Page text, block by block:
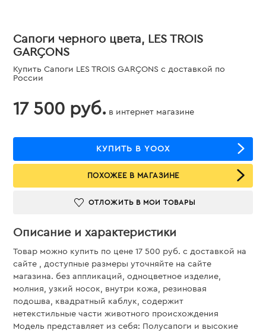
Сапоги черного цвета, LES TROIS
GARÇONS
Купить Сапоги LES TROIS GARÇONS с доставкой по
России
17 500 руб. в интернет магазине
КУПИТЬ В YOOX
ПОХОЖЕЕ В МАГАЗИНЕ
ОТЛОЖИТЬ В МОИ ТОВАРЫ
Описание и характеристики
Товар можно купить по цене 17 500 руб. c доставкой на
сайте , доступные размеры уточняйте на сайте
магазина. без аппликаций, одноцветное изделие,
молния, узкий носок, внутри кожа, резиновая
подошва, квадратный каблук, содержит
нетекстильные части животного происхождения
Модель представляет из себя: Полусапоги и высокие